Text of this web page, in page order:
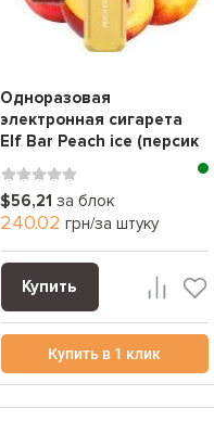
Одноразовая
электронная сигарета
Elf Bar Peach ice (персик
лед) (1800 Затяжек)
$56,21 за блок
240.02 грн/за штуку
Купить
Купить в 1 клик